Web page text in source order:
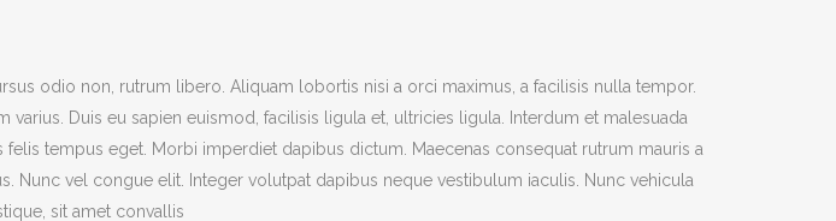
odio non, rutrum libero. Aliquam lobortis nisi a orci maximus, a facilisis nulla tempor.
Duis eu sapien euismod, facilisis ligula et, ultricies ligula. Interdum et malesuada
tempus eget. Morbi imperdiet dapibus dictum. Maecenas consequat rutrum mauris a
vel congue elit. Integer volutpat dapibus neque vestibulum iaculis. Nunc vehicula
sit amet convallis